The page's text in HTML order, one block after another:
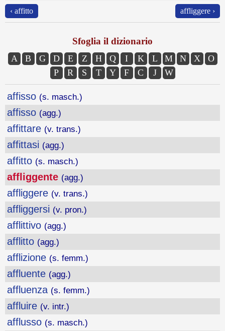
‹ affitto affliggere ›
Sfoglia il dizionario
A B G D E Z H Q I K L M N X
O
P
R S T Y F C J W
affisso (s. masch.)
affisso (agg.)
affittare (v. trans.)
affittasi (agg.)
affitto (s. masch.)
affliggente (agg.)
affliggere (v. trans.)
affliggersi (v. pron.)
afflittivo (agg.)
afflitto (agg.)
afflizione (s. femm.)
affluente (agg.)
affluenza (s. femm.)
affluire (v. intr.)
afflusso (s. masch.)